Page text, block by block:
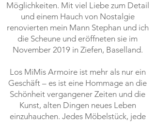
Möglichkeiten. Mit viel Liebe zum Detail
und einem Hauch von Nostalgie
renovierten mein Mann Stephan und ich
die Scheune und eröffneten sie im
November 2019 in Ziefen, Baselland.
Los MiMis Armoire ist mehr als nur ein
Geschäft – es ist eine Hommage an die
Schönheit vergangener Zeiten und die
Kunst, alten Dingen neues Leben
einzuhauchen. Jedes Möbelstück, jede